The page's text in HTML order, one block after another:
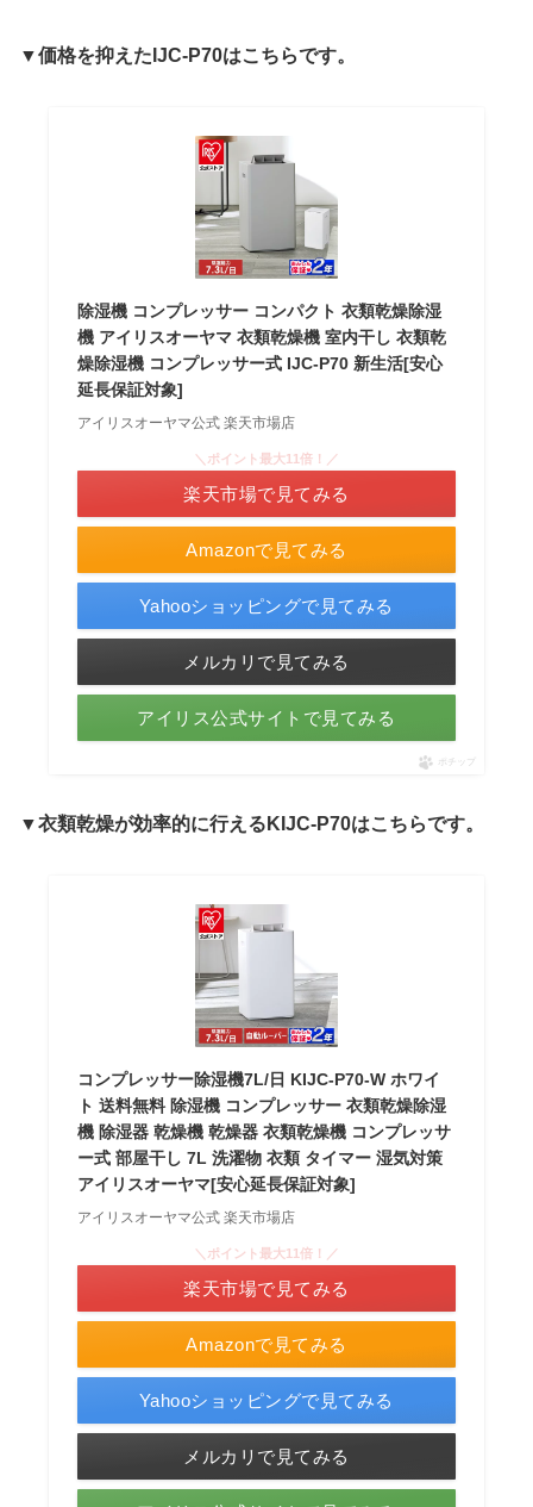
▼価格を抑えたIJC-P70はこちらです。
除湿機 コンプレッサー コンパクト 衣類乾燥除湿
機 アイリスオーヤマ 衣類乾燥機 室内干し 衣類乾
燥除湿機 コンプレッサー式 IJC-P70 新生活[安心
延長保証対象]
アイリスオーヤマ公式 楽天市場店
Amazonで見てみる
＼ポイント最大11倍！／
楽天市場で見てみる
Yahooショッピングで見てみる
メルカリで見てみる
アイリス公式サイトで見てみる
ポチップ
▼衣類乾燥が効率的に行えるKIJC-P70はこちらです。
コンプレッサー除湿機7L/日 KIJC-P70-W ホワイ
ト 送料無料 除湿機 コンプレッサー 衣類乾燥除湿
機 除湿器 乾燥機 乾燥器 衣類乾燥機 コンプレッサ
ー式 部屋干し 7L 洗濯物 衣類 タイマー 湿気対策
アイリスオーヤマ[安心延長保証対象]
アイリスオーヤマ公式 楽天市場店
Amazonで見てみる
＼ポイント最大11倍！／
楽天市場で見てみる
Yahooショッピングで見てみる
メルカリで見てみる